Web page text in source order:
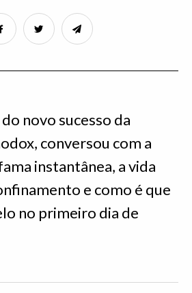
novo sucesso da
conversou com a
instantânea, a vida
e como é que
no primeiro dia de